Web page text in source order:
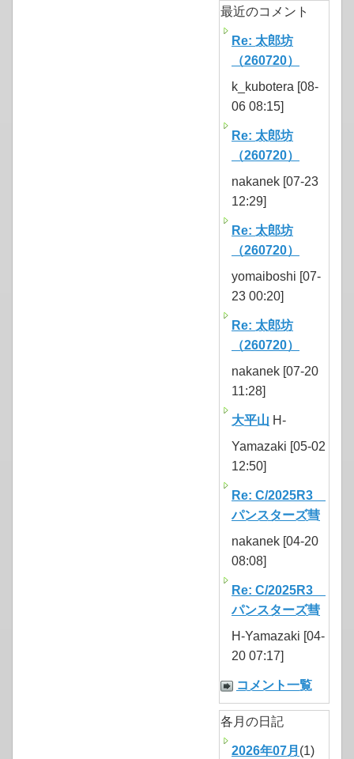
最近のコメント
Re: 太郎坊
（260720）
k_kubotera [08-
06 08:15]
Re: 太郎坊
（260720）
nakanek [07-23
12:29]
Re: 太郎坊
（260720）
yomaiboshi [07-
23 00:20]
Re: 太郎坊
（260720）
nakanek [07-20
11:28]
大平山 H-
Yamazaki [05-02
12:50]
Re: C/2025R3
パンスターズ彗
nakanek [04-20
08:08]
Re: C/2025R3
パンスターズ彗
H-Yamazaki [04-
20 07:17]
コメント一覧
各月の日記
2026年07月 (1)